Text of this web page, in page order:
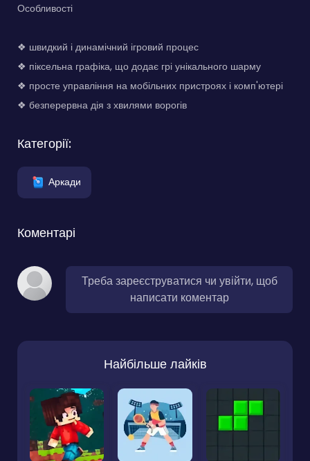
Особливості
❖ швидкий і динамічний ігровий процес
❖ піксельна графіка, що додає грі унікального шарму
❖ просте управління на мобільних пристроях і комп'ютері
❖ безперервна дія з хвилями ворогів
Категорії:
Аркади
Коментарі
Треба зареєструватися чи увійти, щоб
написати коментар
Найбільше лайків